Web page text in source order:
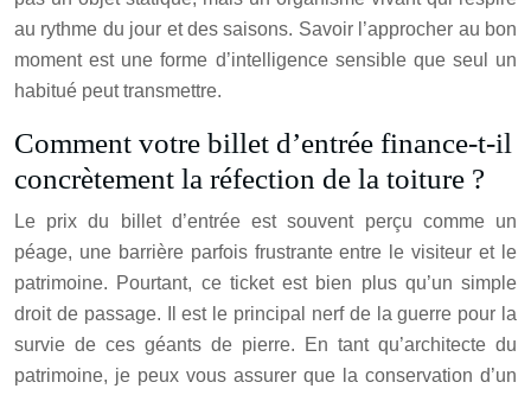
au rythme du jour et des saisons. Savoir l’approcher au bon
moment est une forme d’intelligence sensible que seul un
habitué peut transmettre.
Comment votre billet d’entrée finance-t-il
concrètement la réfection de la toiture ?
Le prix du billet d’entrée est souvent perçu comme un
péage, une barrière parfois frustrante entre le visiteur et le
patrimoine. Pourtant, ce ticket est bien plus qu’un simple
droit de passage. Il est le principal nerf de la guerre pour la
survie de ces géants de pierre. En tant qu’architecte du
patrimoine, je peux vous assurer que la conservation d’un